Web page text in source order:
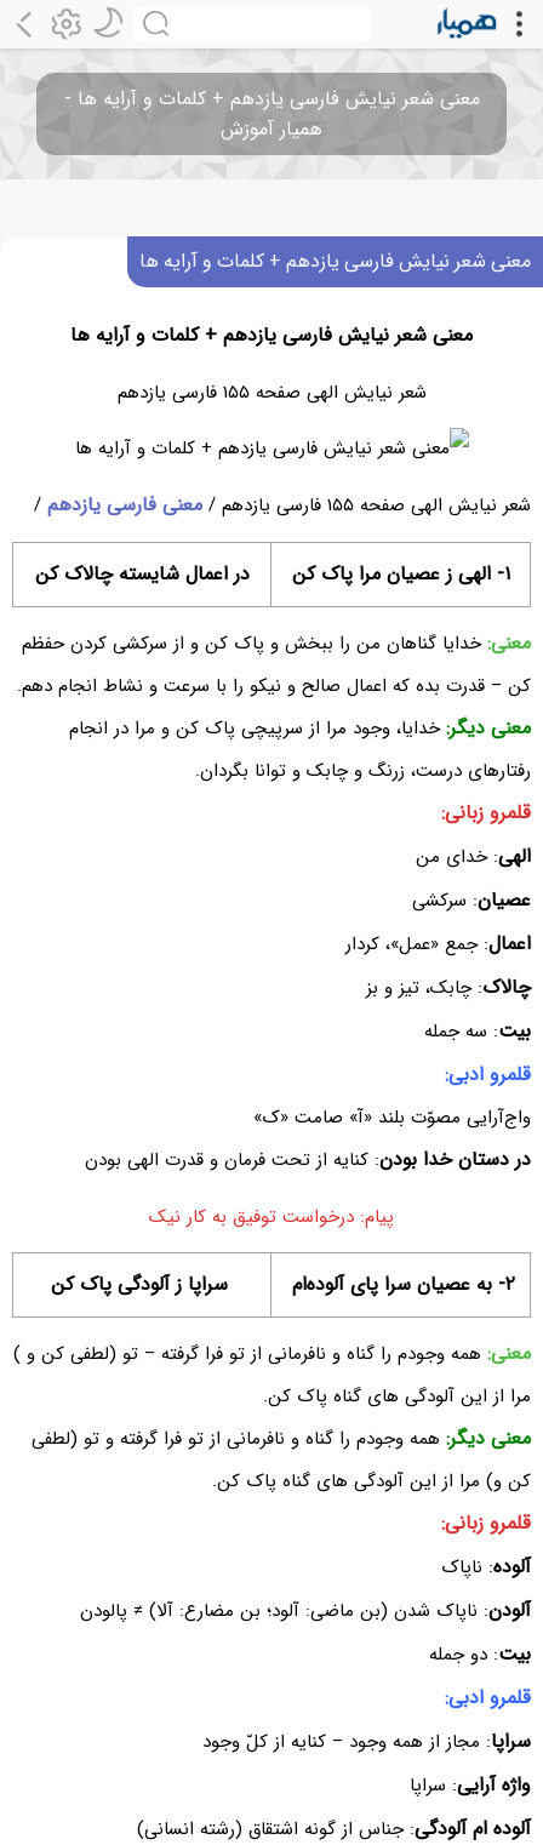
معنی شعر نیایش فارسی یازدهم + کلمات و آرایه ها -
همیار آموزش
معنی شعر نیایش فارسی یازدهم + کلمات و آرایه ها
معنی شعر نیایش فارسی یازدهم + کلمات و آرایه ها
شعر نیایش الهی صفحه ۱۵۵ فارسی یازدهم
شعر نیایش الهی صفحه ۱۵۵ فارسی یازدهم / معنی فارسی یازدهم /
۱- الهی ز عصیان مرا پاک کن در اعمال شایسته چالاک کن
معنی:خدایا گناهان من را ببخش و پاک کن و از سرکشی کردن حفظم
کن – قدرت بده که اعمال صالح و نیکو را با سرعت و نشاط انجام دهم.
معنی دیگر: خدایا، وجود مرا از سرپیچی پاک کن و مرا در انجام
رفتارهای درست، زرنگ و چابک و توانا بگردان.
قلمرو زبانی:
الهی: خدای من
عصیان: سرکشی
اعمال: جمع «عمل»، کردار
چالاک: چابک، تیز و بز
بیت: سه جمله
قلمرو ادبی:
واج‌آرایی مصوّت بلند «آ» صامت «ک»
در دستان خدا بودن: کنایه از تحت فرمان و قدرت الهی بودن
پیام: درخواست توفیق به کار نیک
۲- به عصیان سرا پای آلوده‌ام سراپا ز آلودگی پاک کن
معنی: همه وجودم را گناه و نافرمانی از تو فرا گرفته – تو (لطفی کن و )
مرا از این آلودگی های گناه پاک کن.
معنی دیگر: همه وجودم را گناه و نافرمانی از تو فرا گرفته و تو (لطفی
کن و) مرا از این آلودگی های گناه پاک کن.
قلمرو زبانی:
آلوده: ناپاک
آلودن: ناپاک شدن (بن ماضی: آلود؛ بن مضارع:‌ آلا) ≠ پالودن
بیت: دو جمله
قلمرو ادبی:
سراپا: مجاز از همه وجود – کنایه از کلّ وجود
واژه آرایی: سراپا
آلوده ام آلودگی: جناس از گونه اشتقاق (رشته انسانی)